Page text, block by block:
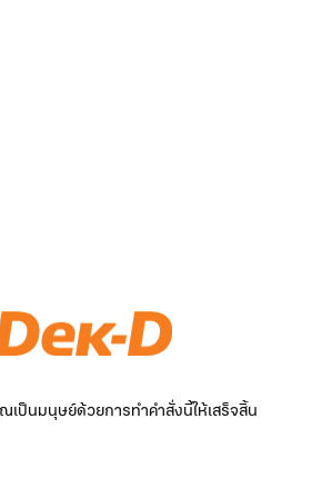
เป็นมนุษย์ด้วยการทำคำสั่งนี้ให้เสร็จสิ้น